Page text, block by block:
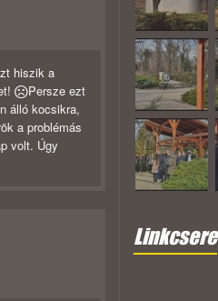
hiszik a
Persze ezt
álló kocsikra,
a problémás
volt. Úgy
Linkcsere